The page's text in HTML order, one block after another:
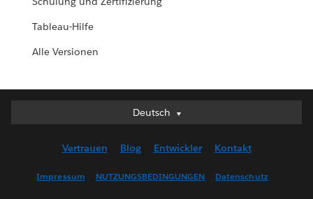
Tableau-Hilfe
Alle Versionen
Deutsch
Deutsch
English (US)
Vertrauen Blog Entwickler Kontakt
Impressum NUTZUNGSBEDINGUNGEN Datenschutz